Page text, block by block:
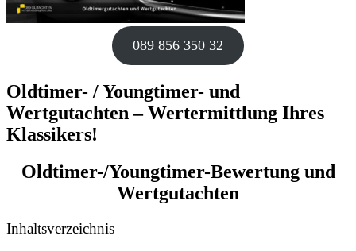
089 856 350 32
Oldtimer- / Youngtimer- und
Wertgutachten – Wertermittlung Ihres
Klassikers!
Oldtimer-/Youngtimer-Bewertung und
Wertgutachten
Inhaltsverzeichnis